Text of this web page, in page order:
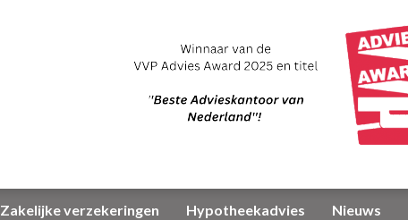
Zakelijke verzekeringen Hypotheekadvies Nieuws